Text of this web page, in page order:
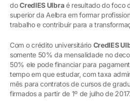
doCredIES Ulbraé resultado do foco
superior da Aelbra em formar
trabalho e contribuir para a
Com o crédito universitário CredIES
somente 50% da mensalidade no
50% ele pode financiar para
tempo em que estudar, com taxa
mês para contratos de cursos de
firmados a partir de 1º de julho de 2017.